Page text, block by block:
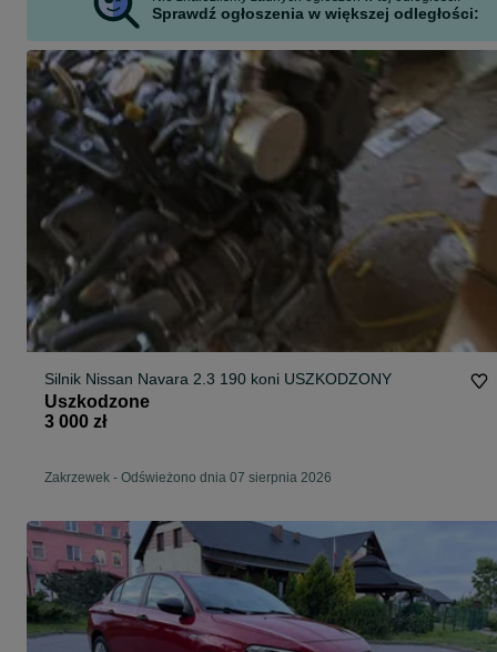
Sprawdź ogłoszenia w większej odległości:
Silnik Nissan Navara 2.3 190 koni USZKODZONY
Uszkodzone
3 000 zł
Zakrzewek - Odświeżono dnia 07 sierpnia 2026